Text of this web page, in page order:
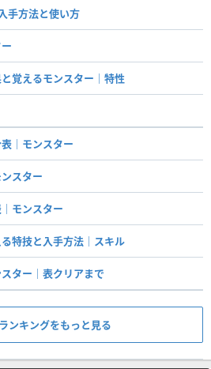
手方法と使い方
覚えるモンスター｜特性
｜モンスター
スター
モンスター
特技と入手方法｜スキル
ター｜表クリアまで
ンキングをもっと見る